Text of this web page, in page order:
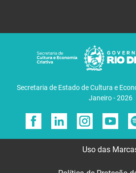
Secretaria de Estado de Cultura e
Janeiro - 2026
Uso das